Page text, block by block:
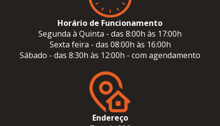
Horário de Funcionamento
Segunda à Quinta - das 8:00h às 17:00h
Sexta feira - das 08:00h às 16:00h
Sábado - das 8:30h às 12:00h - com agendamento
Endereço